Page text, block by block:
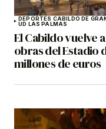
DEPORTES CABILDO DE
UD LAS PALMAS
El Cabildo vuelve
obras del Estadio
millones de euros